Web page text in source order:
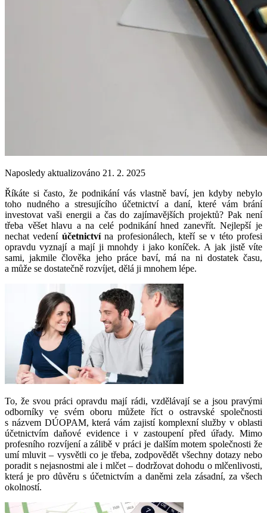
Naposledy aktualizováno 21. 2. 2025
Říkáte si často, že podnikání vás vlastně baví, jen kdyby nebylo
toho nudného a stresujícího účetnictví a daní, které vám brání
investovat vaši energii a čas do zajímavějších projektů? Pak není
třeba věšet hlavu a na celé podnikání hned zanevřít. Nejlepší je
nechat vedeníúčetnictvína profesionálech, kteří se v této profesi
opravdu vyznají a mají ji mnohdy i jako koníček. A jak jistě víte
sami, jakmile člověka jeho práce baví, má na ni dostatek času,
a může se dostatečně rozvíjet, dělá ji mnohem lépe.
To, že svou práci opravdu mají rádi, vzdělávají se a jsou pravými
odborníky ve svém oboru můžete říct o ostravské společnosti
s názvem DÚOPAM, která vám zajistí komplexní služby v oblasti
účetnictvím daňové evidence i v zastoupení před úřady. Mimo
profesního rozvíjení a zálibě v práci je dalším motem společnosti že
umí mluvit – vysvětli co je třeba, zodpovědět všechny dotazy nebo
poradit s nejasnostmi ale i mlčet – dodržovat dohodu o mlčenlivosti,
která je pro důvěru s účetnictvím a daněmi zela zásadní, za všech
okolností.